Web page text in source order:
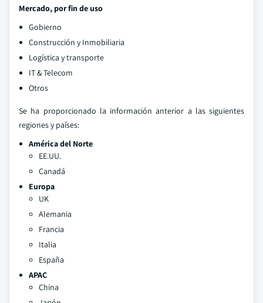
Mercado, por fin de uso
Gobierno
Construcción y Inmobiliaria
Logística y transporte
IT & Telecom
Otros
Se ha proporcionado la información anterior a las siguientes
regiones y países:
América del Norte
EE.UU.
Canadá
Europa
UK
Alemania
Francia
Italia
España
APAC
China